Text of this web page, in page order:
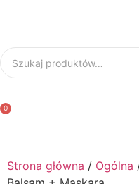
0
Strona główna / Ogólna